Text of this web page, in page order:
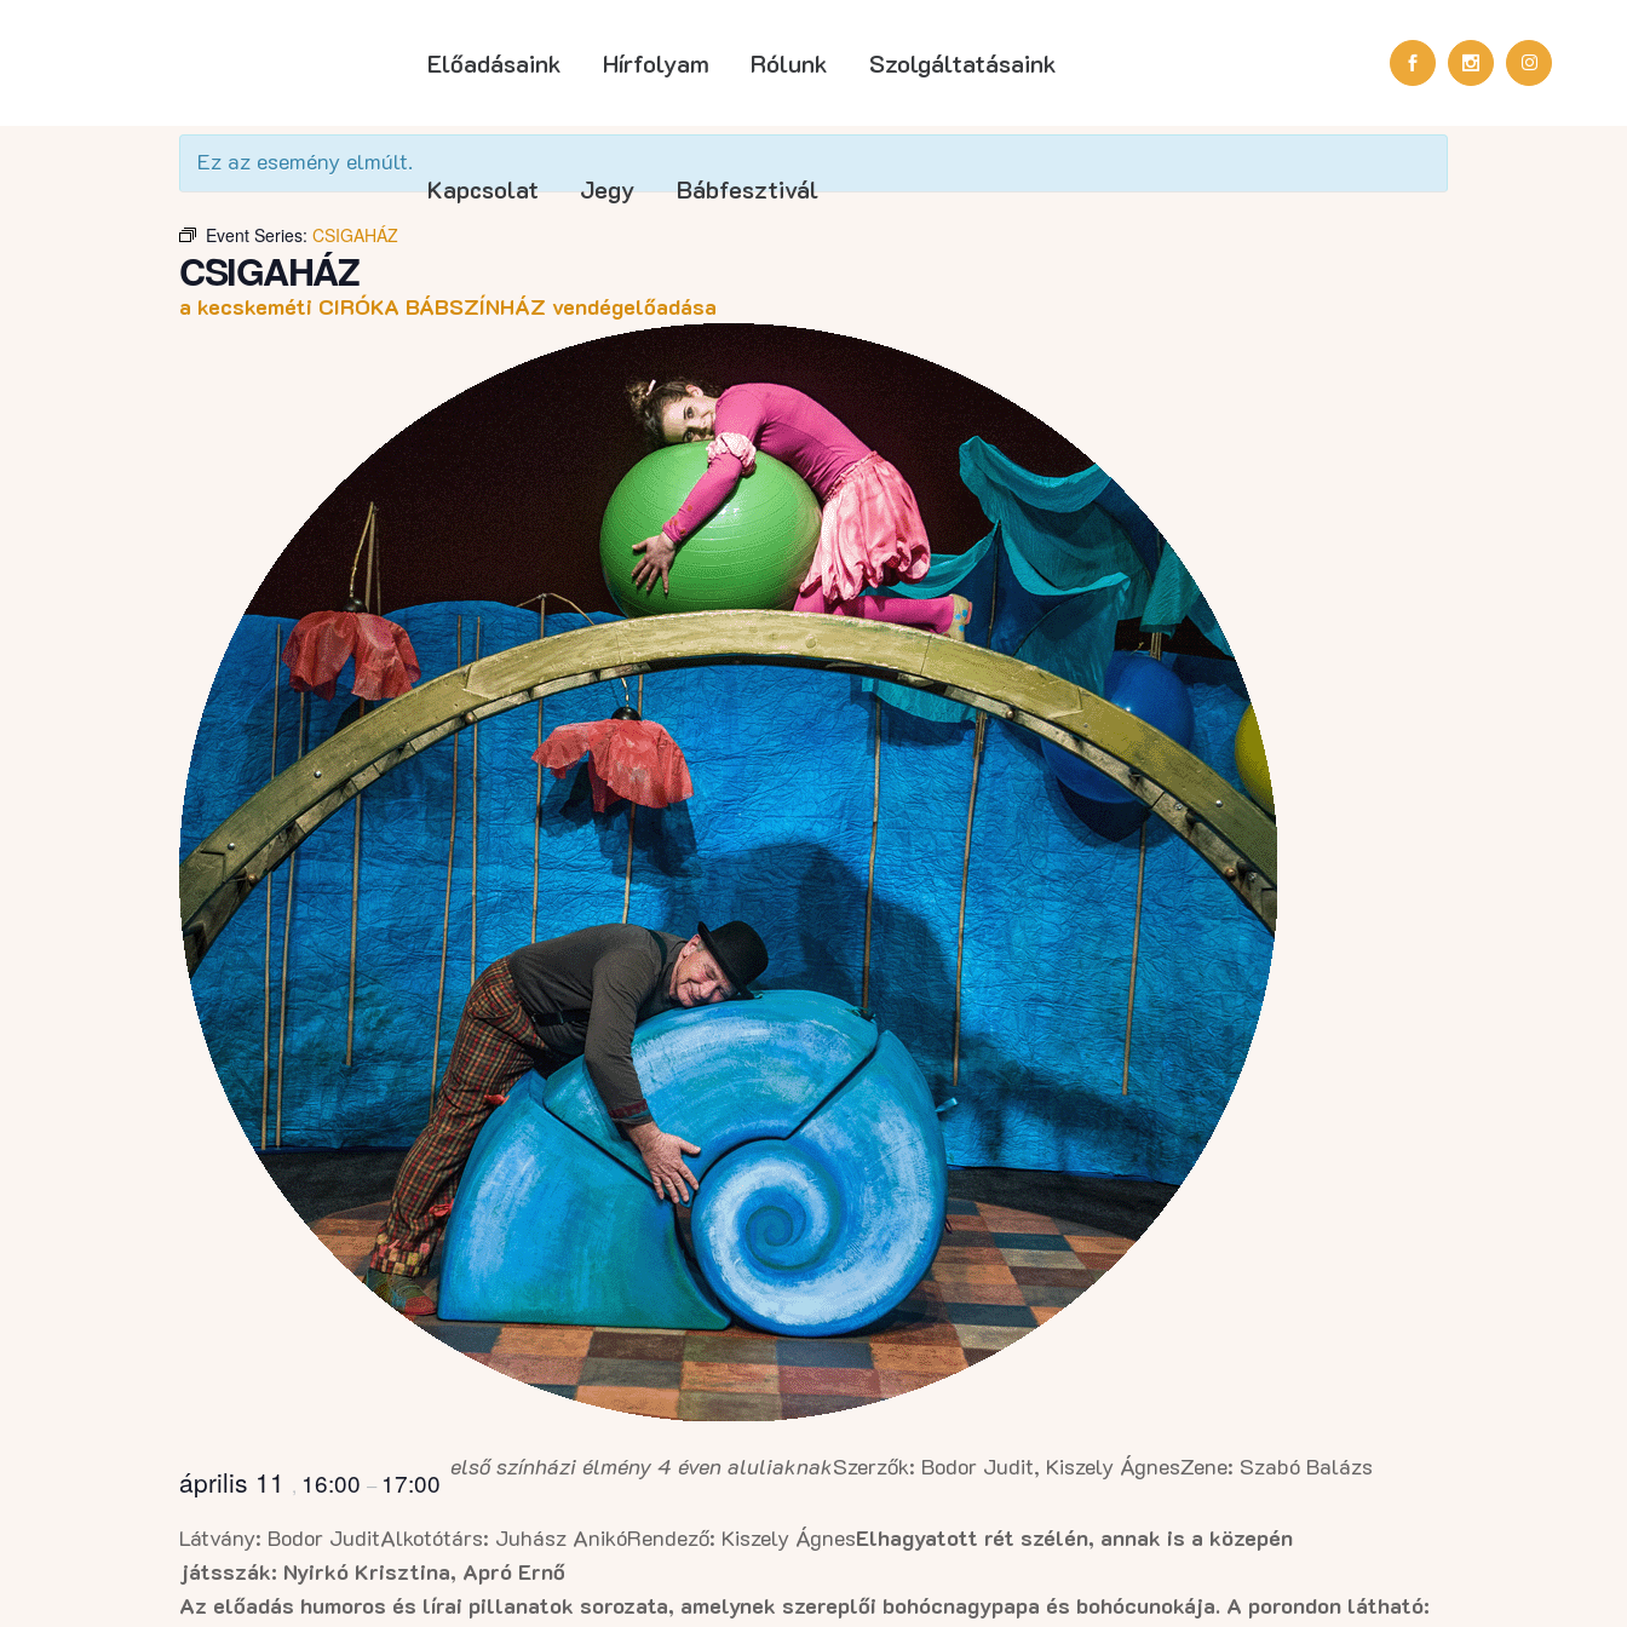
Előadásaink Hírfolyam Rólunk Szolgáltatásaink
Kapcsolat Jegy Bábfesztivál
Ez az esemény elmúlt.
Event Series: CSIGAHÁZ
CSIGAHÁZ
a kecskeméti CIRÓKA BÁBSZÍNHÁZ vendégelőadása
április 11 , 16:00 – 17:00 első színházi élmény 4 éven aluliaknakSzerzők: Bodor Judit, Kiszely ÁgnesZene: Szabó Balázs
Látvány: Bodor JuditAlkotótárs: Juhász AnikóRendező: Kiszely ÁgnesElhagyatott rét szélén, annak is a közepén
játsszák: Nyirkó Krisztina, Apró Ernő
Az előadás humoros és lírai pillanatok sorozata, amelynek szereplői bohócnagypapa és bohócunokája. A porondon látható: